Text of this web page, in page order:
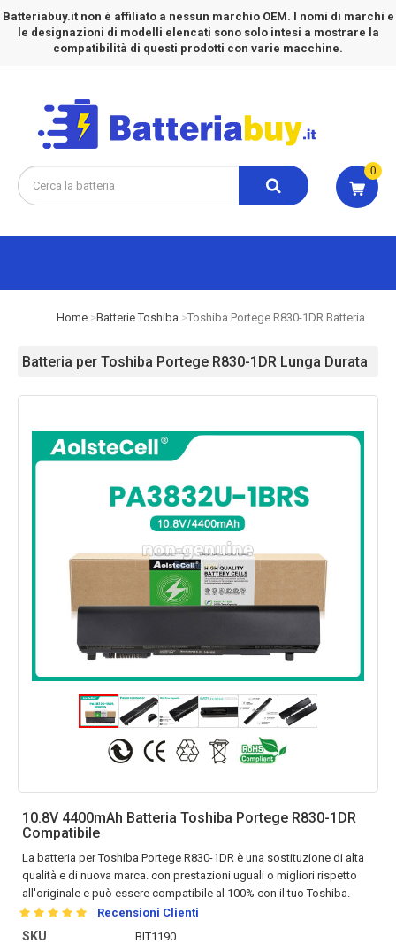
Batteriabuy.it non è affiliato a nessun marchio OEM. I nomi di marchi e
le designazioni di modelli elencati sono solo intesi a mostrare la
compatibilità di questi prodotti con varie macchine.
0
Home Batterie Toshiba Toshiba Portege R830-1DR Batteria
Batteria per Toshiba Portege R830-1DR Lunga Durata
10.8V 4400mAh Batteria Toshiba Portege R830-1DR
Compatibile
La batteria per Toshiba Portege R830-1DR è una sostituzione di alta
qualità e di nuova marca. con prestazioni uguali o migliori rispetto
all'originale e può essere compatibile al 100% con il tuo Toshiba.
Recensioni Clienti
SKU BIT1190